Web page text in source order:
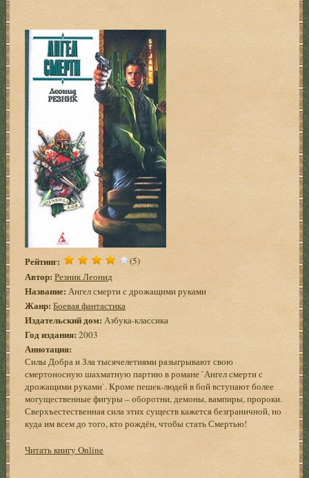
Рейтинг: (5)
Автор: Резник Леонид
Название: Ангел смерти с дрожащими руками
Жанр: Боевая фантастика
Издательский дом: Азбука-классика
Год издания: 2003
Аннотация:
Силы Добра и Зла тысячелетиями разыгрывают свою
смертоносную шахматную партию в романе `Ангел смерти с
дрожащими руками`. Кроме пешек-людей в бой вступают более
могущественные фигуры – оборотни, демоны, вампиры, пророки.
Сверхъестественная сила этих существ кажется безграничной, но
куда им всем до того, кто рождён, чтобы стать Смертью!
Читать книгу Online